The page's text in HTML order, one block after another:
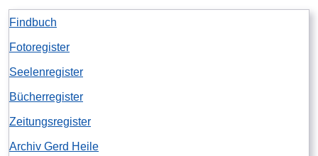
Findbuch
Fotoregister
Seelenregister
Bücherregister
Zeitungsregister
Archiv Gerd Heile